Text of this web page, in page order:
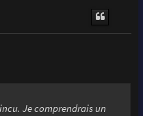
Je comprendrais un